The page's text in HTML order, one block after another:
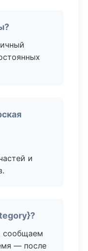
и
сообщаем
— после